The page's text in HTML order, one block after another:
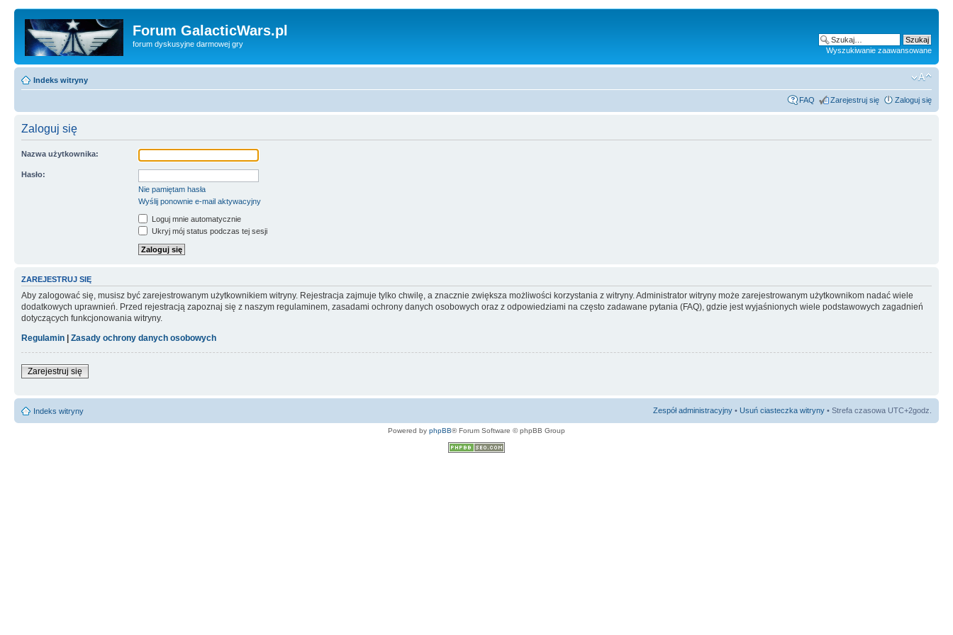
Forum GalacticWars.pl
forum dyskusyjne darmowej gry
Wyszukiwanie zaawansowane
Indeks witryny
FAQ Zarejestruj się Zaloguj się
Zaloguj się
Nazwa użytkownika:
Hasło:
Nie pamiętam hasła
Wyślij ponownie e-mail aktywacyjny
Loguj mnie automatycznie
Ukryj mój status podczas tej sesji
ZAREJESTRUJ SIĘ
Aby zalogować się, musisz być zarejestrowanym użytkownikiem witryny. Rejestracja zajmuje tylko chwilę, a znacznie zwiększa możliwości korzystania z witryny. Administrator witryny może zarejestrowanym użytkownikom nadać wiele
dodatkowych uprawnień. Przed rejestracją zapoznaj się z naszym regulaminem, zasadami ochrony danych osobowych oraz z odpowiedziami na często zadawane pytania (FAQ), gdzie jest wyjaśnionych wiele podstawowych zagadnień
dotyczących funkcjonowania witryny.
Regulamin
Zasady ochrony danych osobowych
Zarejestruj się
Indeks witryny Zespół administracyjny • Usuń ciasteczka witryny • Strefa czasowa UTC+2godz.
Powered by phpBB® Forum Software © phpBB Group